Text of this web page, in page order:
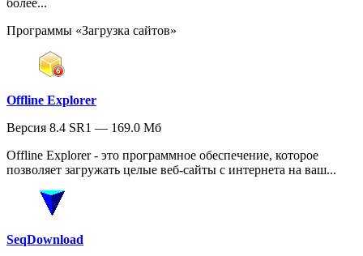
более...
Программы «Загрузка сайтов»
Offline Explorer
Версия 8.4 SR1 — 169.0 Мб
Offline Explorer - это программное обеспечение, которое
позволяет загружать целые веб-сайты с интернета на ваш...
SeqDownload